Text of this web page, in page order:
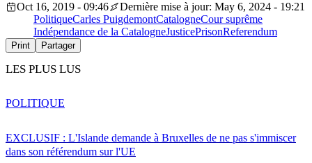
Oct 16, 2019 - 09:46
Dernière mise à jour: May 6, 2024 - 19:21
PolitiqueCarles PuigdemontCatalogneCour suprême
Indépendance de la CatalogneJusticePrisonReferendum
Print Partager
LES PLUS LUS
EXCLUSIF : L'Islande demande à Bruxelles de ne pas s'immiscer
dans son référendum sur l'UE
POLITIQUE